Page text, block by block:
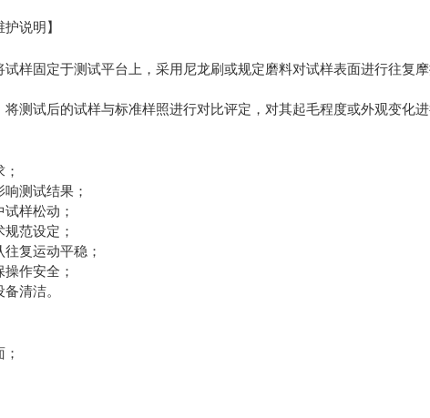
说明】
样固定于测试平台上，采用尼龙刷或规定磨料对试样表面进行往复
测试后的试样与标准样照进行对比评定，对其起毛程度或外观变化
测试结果；
样松动；
范设定；
复运动平稳；
作安全；
清洁。